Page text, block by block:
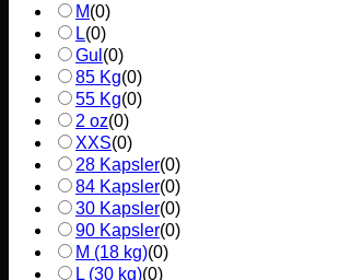
M(0)
L(0)
Gul (0)
85 Kg(0)
55 Kg(0)
2 oz(0)
XXS(0)
28 Kapsler(0)
84 Kapsler(0)
30 Kapsler(0)
90 Kapsler(0)
M (18 kg)(0)
L (30 kg)(0)